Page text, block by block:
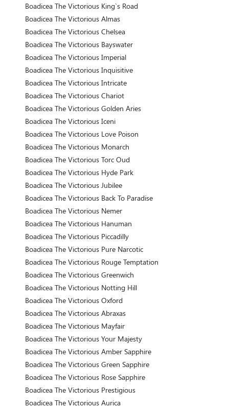
Boadicea The Victorious King`s Road
Boadicea The Victorious Almas
Boadicea The Victorious Chelsea
Boadicea The Victorious Bayswater
Boadicea The Victorious Imperial
Boadicea The Victorious Inquisitive
Boadicea The Victorious Intricate
Boadicea The Victorious Chariot
Boadicea The Victorious Golden Aries
Boadicea The Victorious Iceni
Boadicea The Victorious Love Poison
Boadicea The Victorious Monarch
Boadicea The Victorious Torc Oud
Boadicea The Victorious Hyde Park
Boadicea The Victorious Jubilee
Boadicea The Victorious Back To Paradise
Boadicea The Victorious Nemer
Boadicea The Victorious Hanuman
Boadicea The Victorious Piccadilly
Boadicea The Victorious Pure Narcotic
Boadicea The Victorious Rouge Temptation
Boadicea The Victorious Greenwich
Boadicea The Victorious Notting Hill
Boadicea The Victorious Oxford
Boadicea The Victorious Abraxas
Boadicea The Victorious Mayfair
Boadicea The Victorious Your Majesty
Boadicea The Victorious Amber Sapphire
Boadicea The Victorious Green Sapphire
Boadicea The Victorious Rose Sapphire
Boadicea The Victorious Prestigious
Boadicea The Victorious Aurica